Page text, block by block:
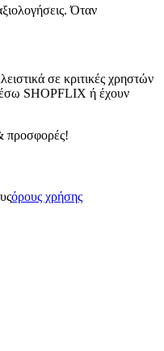
σε πληροφορίες
εξατομικευμένων
σχετικά με
εικόνα του κοινού
κοινοποιούμε
σας χρήση της
κοινωνικής
Όταν
σε κριτικές χρηστών
SHOPFLIX ή έχουν
προσφορές!
όρους χρήσης